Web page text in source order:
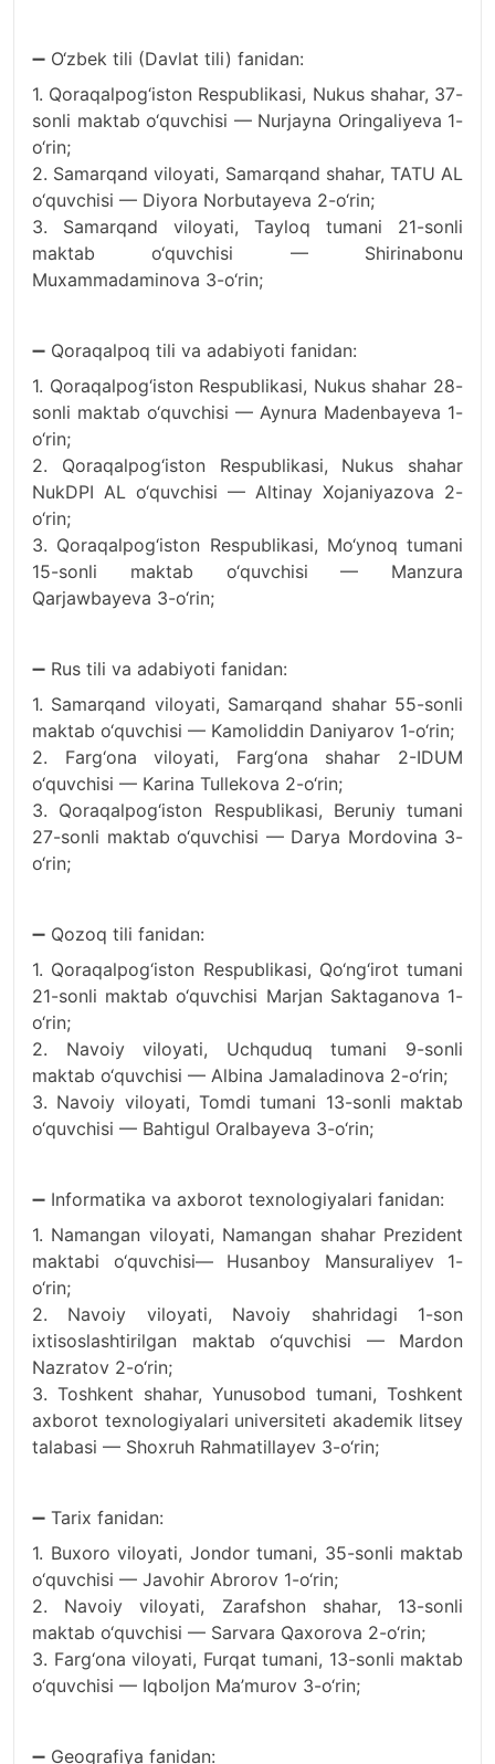
➖ O‘zbek tili (Davlat tili) fanidan:
1. Qoraqalpog‘iston Respublikasi, Nukus shahar, 37-
sonli maktab o‘quvchisi — Nurjayna Oringaliyeva 1-
o‘rin;
2. Samarqand viloyati, Samarqand shahar, TATU AL
o‘quvchisi — Diyora Norbutayeva 2-o‘rin;
3. Samarqand viloyati, Tayloq tumani 21-sonli
maktab o‘quvchisi — Shirinabonu
Muxammadaminova 3-o‘rin;
➖ Qoraqalpoq tili va adabiyoti fanidan:
1. Qoraqalpog‘iston Respublikasi, Nukus shahar 28-
sonli maktab o‘quvchisi — Aynura Madenbayeva 1-
o‘rin;
2. Qoraqalpog‘iston Respublikasi, Nukus shahar
NukDPI AL o‘quvchisi — Altinay Xojaniyazova 2-
o‘rin;
3. Qoraqalpog‘iston Respublikasi, Mo‘ynoq tumani
15-sonli maktab o‘quvchisi — Manzura
Qarjawbayeva 3-o‘rin;
➖ Rus tili va adabiyoti fanidan:
1. Samarqand viloyati, Samarqand shahar 55-sonli
maktab o‘quvchisi — Kamoliddin Daniyarov 1-o‘rin;
2. Farg‘ona viloyati, Farg‘ona shahar 2-IDUM
o‘quvchisi — Karina Tullekova 2-o‘rin;
3. Qoraqalpog‘iston Respublikasi, Beruniy tumani
27-sonli maktab o‘quvchisi — Darya Mordovina 3-
o‘rin;
➖ Qozoq tili fanidan:
1. Qoraqalpog‘iston Respublikasi, Qo‘ng‘irot tumani
21-sonli maktab o‘quvchisi Marjan Saktaganova 1-
o‘rin;
2. Navoiy viloyati, Uchquduq tumani 9-sonli
maktab o‘quvchisi — Albina Jamaladinova 2-o‘rin;
3. Navoiy viloyati, Tomdi tumani 13-sonli maktab
o‘quvchisi — Bahtigul Oralbayeva 3-o‘rin;
➖ Informatika va axborot texnologiyalari fanidan:
1. Namangan viloyati, Namangan shahar Prezident
maktabi o‘quvchisi— Husanboy Mansuraliyev 1-
o‘rin;
2. Navoiy viloyati, Navoiy shahridagi 1-son
ixtisoslashtirilgan maktab o‘quvchisi — Mardon
Nazratov 2-o‘rin;
3. Toshkent shahar, Yunusobod tumani, Toshkent
axborot texnologiyalari universiteti akademik litsey
talabasi — Shoxruh Rahmatillayev 3-o‘rin;
➖ Tarix fanidan:
1. Buxoro viloyati, Jondor tumani, 35-sonli maktab
o‘quvchisi — Javohir Abrorov 1-o‘rin;
2. Navoiy viloyati, Zarafshon shahar, 13-sonli
maktab o‘quvchisi — Sarvara Qaxorova 2-o‘rin;
3. Farg‘ona viloyati, Furqat tumani, 13-sonli maktab
o‘quvchisi — Iqboljon Ma’murov 3-o‘rin;
➖ Geografiya fanidan: